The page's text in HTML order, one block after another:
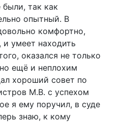
так как
опытный. В
комфортно,
умеет находить
оказался не только
ещё и неплохим
хороший совет по
М.В. с успехом
я ему поручил, в суде
знаю, к кому